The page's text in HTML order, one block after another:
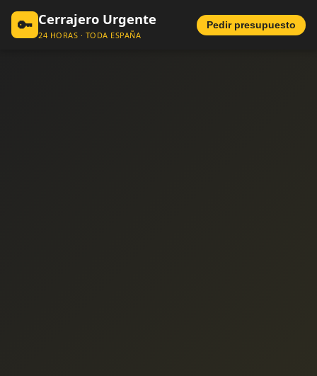
🔑 Cerrajero Urgente
24 HORAS · TODA ESPAÑA
Pedir presupuesto